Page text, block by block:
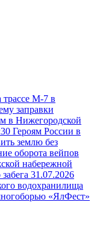
трассе М-7 в
заправки
в Нижегородской
Героям России в
землю без
оборота вейпов
набережной
31.07.2026
водохранилища
«ЯлФест»